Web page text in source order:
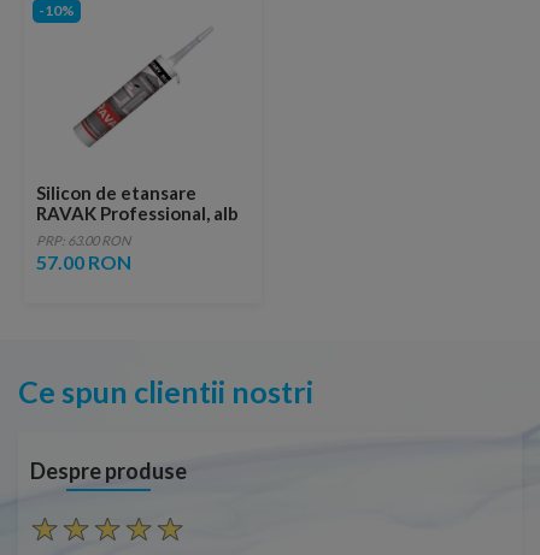
-10%
Silicon de etansare
RAVAK Professional, alb
PRP: 63.00 RON
57.00 RON
Ce spun clientii nostri
Despre produse